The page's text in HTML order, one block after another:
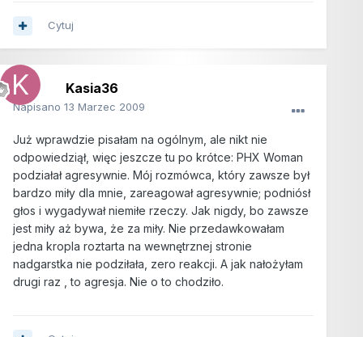
Cytuj
Kasia36
Napisano 13 Marzec 2009
Już wprawdzie pisałam na ogólnym, ale nikt nie
odpowiedziął, więc jeszcze tu po krótce: PHX Woman
podziałał agresywnie. Mój rozmówca, który zawsze był
bardzo miły dla mnie, zareagował agresywnie; podniósł
głos i wygadywał niemiłe rzeczy. Jak nigdy, bo zawsze
jest miły aż bywa, że za miły. Nie przedawkowałam
jedna kropla roztarta na wewnętrznej stronie
nadgarstka nie podziłała, zero reakcji. A jak nałożyłam
drugi raz , to agresja. Nie o to chodziło.